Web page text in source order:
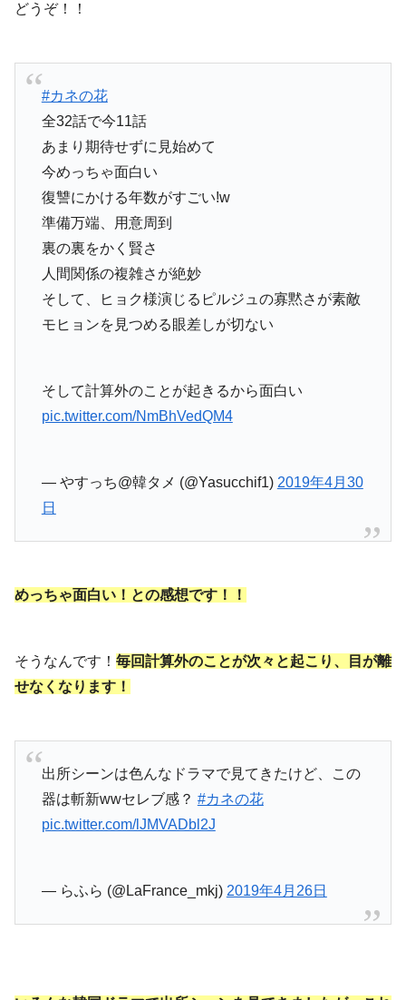
どうぞ！！
#カネの花
全32話で今11話
あまり期待せずに見始めて
今めっちゃ面白い
復讐にかける年数がすごい!w
準備万端、用意周到
裏の裏をかく賢さ
人間関係の複雑さが絶妙
そして、ヒョク様演じるピルジュの寡黙さが素敵
モヒョンを見つめる眼差しが切ない
そして計算外のことが起きるから面白い
pic.twitter.com/NmBhVedQM4
— やすっち@韓タメ (@Yasucchif1) 2019年4月30
日
めっちゃ面白い！との感想です！！
そうなんです！ 毎回計算外のことが次々と起こり、目が離
せなくなります！
出所シーンは色んなドラマで見てきたけど、この
器は斬新wwセレブ感？ #カネの花
pic.twitter.com/lJMVADbl2J
— らふら (@LaFrance_mkj) 2019年4月26日